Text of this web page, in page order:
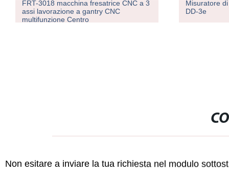
FRT-3018 macchina fresatrice CNC a 3
assi lavorazione a gantry CNC
multifunzione Centro
Misuratore
DD-3e
Non esitare a inviare la tua richiesta nel modulo